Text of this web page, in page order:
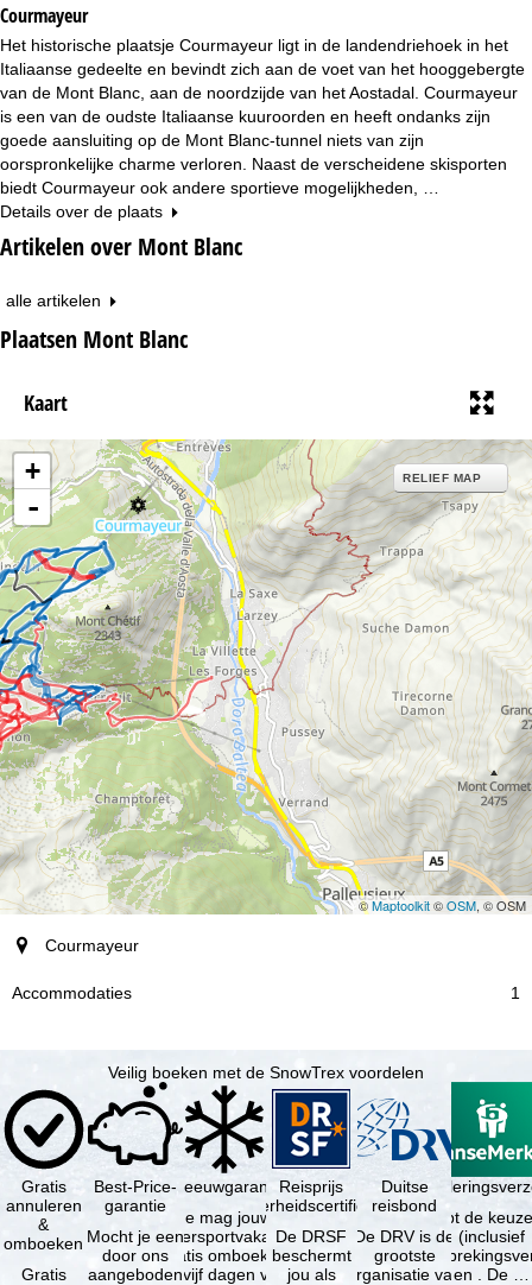
Courmayeur
Het historische plaatsje Courmayeur ligt in de landendriehoek in het
Italiaanse gedeelte en bevindt zich aan de voet van het hooggebergte
van de Mont Blanc, aan de noordzijde van het Aostadal. Courmayeur
is een van de oudste Italiaanse kuuroorden en heeft ondanks zijn
goede aansluiting op de Mont Blanc-tunnel niets van zijn
oorspronkelijke charme verloren. Naast de verscheidene skisporten
biedt Courmayeur ook andere sportieve mogelijkheden, …
Details over de plaats
Artikelen over Mont Blanc
alle artikelen
Plaatsen Mont Blanc
Kaart
+
-
RELIEF MAP
©Maptoolkit©OSM, © OSM
plaats
Accommodaties
Courmayeur
1
Veilig boeken met de SnowTrex voordelen
Gratis
annuleren
&
omboeken
Gratis
Best-Price-
garantie
Mocht je een
door ons
aangeboden
Sneeuwgarantie
Je mag jouw
wintersportvakantie
gratis omboeken
als vijf dagen voor
Reisprijs
zekerheidscertificaat
De DRSF
beschermt
jou als
Duitse
reisbond
De DRV is de
grootste
organisatie van
Je hebt de
(inclusief
en . De …